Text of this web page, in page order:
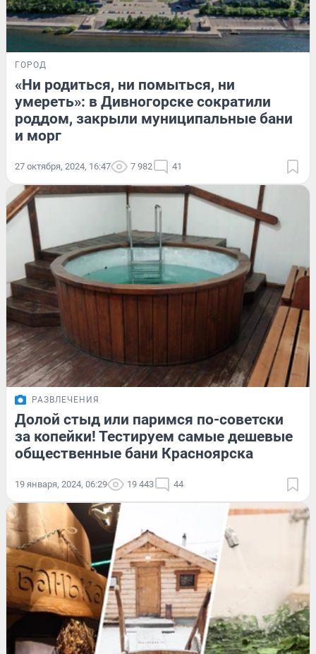
ГОРОД
«Ни родиться, ни помыться, ни
умереть»: в Дивногорске сократили
роддом, закрыли муниципальные бани
и морг
27 октября, 2024, 16:47 7 982 41
РАЗВЛЕЧЕНИЯ
Долой стыд или паримся по-советски
за копейки! Тестируем самые дешевые
общественные бани Красноярска
19 января, 2024, 06:29 19 443 44